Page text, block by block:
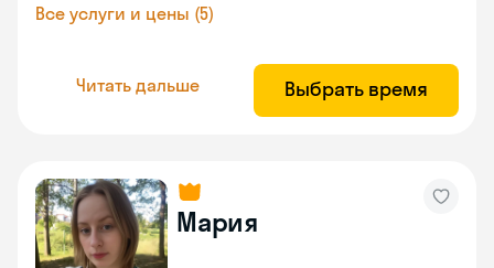
Все услуги и цены (5)
Читать дальше Выбрать время
Мария